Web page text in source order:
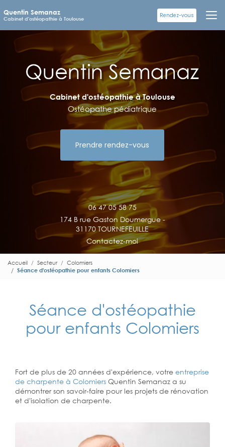
au
principal
Quentin Semanaz
Cabinet d'ostéopathie à Toulouse
Rendez-vous
Cabinet d'ostéopathie à Toulouse
Ostéopathe pédiatrique
Prendre rendez-vous
06 47 05 58 75
174 B rue Gaston Doumergue -
31170 TOURNEFEUILLE
Contactez-moi
Accueil Secteur
Colomiers
Séance d'ostéopathie pour enfants Colomiers
Séance d'ostéopathie
pour enfants Colomiers
Fort de plus de 20 années d'expérience, votre entreprise
de charpente à Colomiers Quentin Semanaz a su
démontrer son savoir-faire pour les projets de rénovation
et d'isolation de charpente.